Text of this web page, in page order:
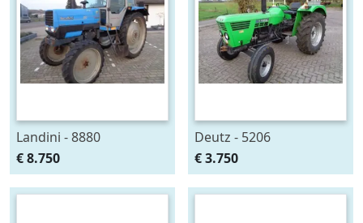
Landini - 8880
€ 8.750
Deutz - 5206
€ 3.750